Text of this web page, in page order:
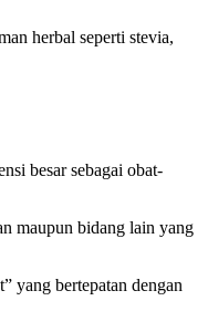
herbal seperti stevia,
besar sebagai obat-
maupun bidang lain yang
yang bertepatan dengan